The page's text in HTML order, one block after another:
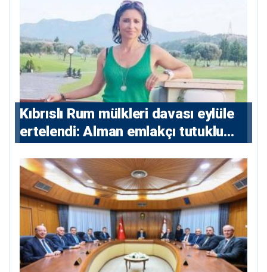
Kıbrıslı Rum mülkleri davası eylüle
ertelendi: Alman emlakçı tutuklu